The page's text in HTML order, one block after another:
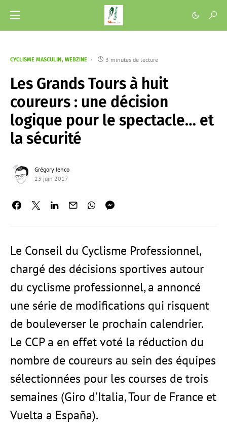
CYCLISME MASCULIN WEBZINE 3 minutes de lecture
Les Grands Tours à huit
coureurs : une décision
logique pour le spectacle… et
la sécurité
Grégory Ienco
23 juin 2017
Le Conseil du Cyclisme Professionnel,
chargé des décisions sportives autour
du cyclisme professionnel, a annoncé
une série de modifications qui risquent
de bouleverser le prochain calendrier.
Le CCP a en effet voté la réduction du
nombre de coureurs au sein des équipes
sélectionnées pour les courses de trois
semaines (Giro d’Italia, Tour de France et
Vuelta a España).